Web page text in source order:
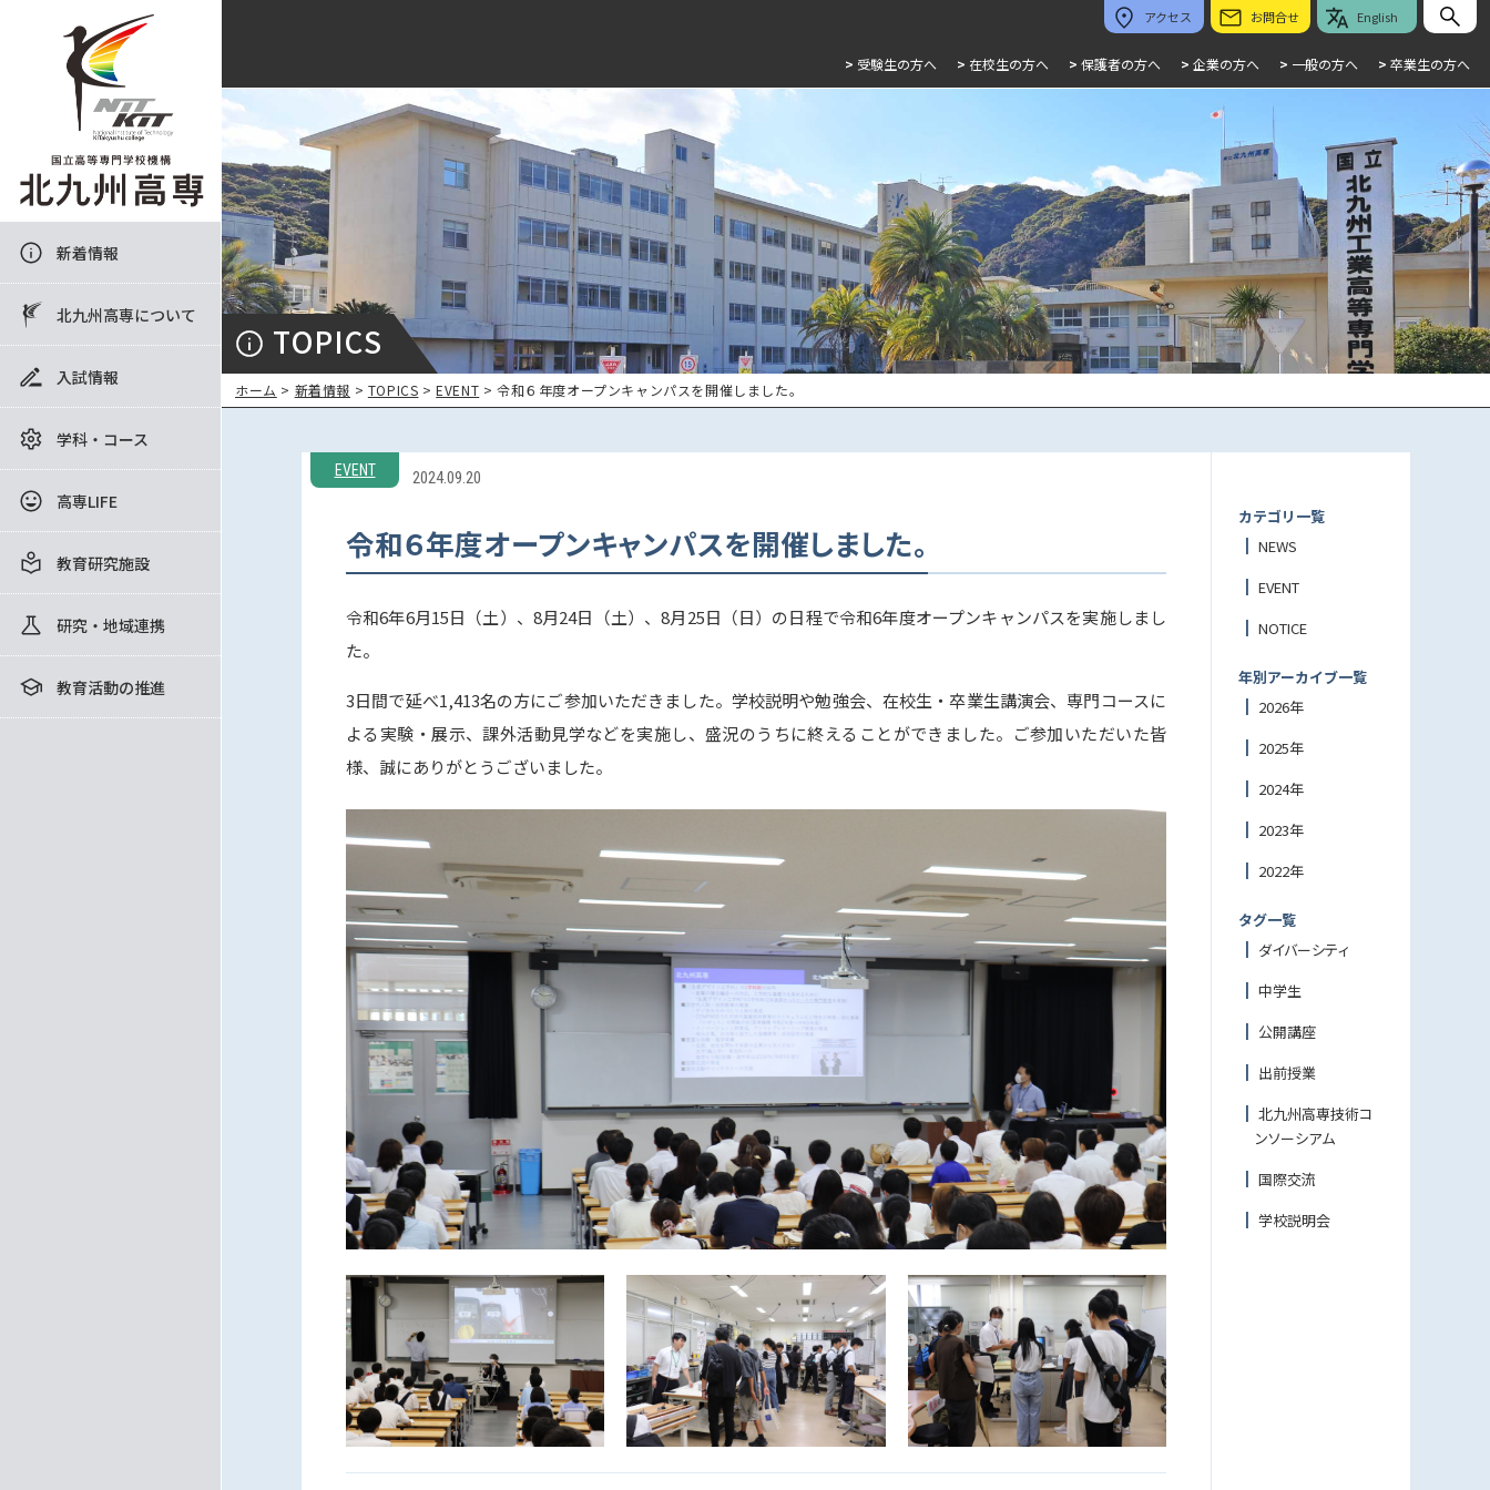
アクセス お問合せ English
> 受験生の方へ > 在校生の方へ > 保護者の方へ > 企業の方へ > 一般の方へ > 卒業生の方へ
新着情報
北九州高専について
入試情報
学科・コース
高専LIFE
教育研究施設
研究・地域連携
教育活動の推進
TOPICS
ホーム > 新着情報 > TOPICS >EVENT > 令和６年度オープンキャンパスを開催しました。
EVENT 2024.09.20
令和６年度オープンキャンパスを開催しました。
令和6年6月15日（土）、8月24日（土）、8月25日（日）の日程で令和6年度オープンキャンパスを実施しまし
た。
3日間で延べ1,413名の方にご参加いただきました。学校説明や勉強会、在校生・卒業生講演会、専門コースに
よる実験・展示、課外活動見学などを実施し、盛況のうちに終えることができました。ご参加いただいた皆
様、誠にありがとうございました。
カテゴリ一覧
NEWS
EVENT
NOTICE
年別アーカイブ一覧
2026年
2025年
2024年
2023年
2022年
タグ一覧
ダイバーシティ
中学生
公開講座
出前授業
北九州高専技術コ
ンソーシアム
国際交流
学校説明会